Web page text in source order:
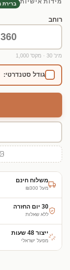
מידות אישיות ברירת
רוחב
מינ' 30 · מקס' 1,000
גודל סטנדרטי:
משלוח חינם
מעל ₪300
30 יום החזרה
ללא שאלות
ייצור 48 שעות
מפעל ישראלי